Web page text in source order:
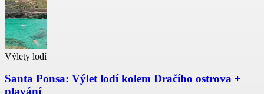
Výlety lodí
Santa Ponsa: Výlet lodí kolem Dračího ostrova +
plavání